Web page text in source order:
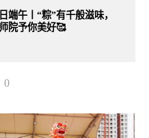
端午丨“粽”有千般滋味，
院予你美好🥰
0